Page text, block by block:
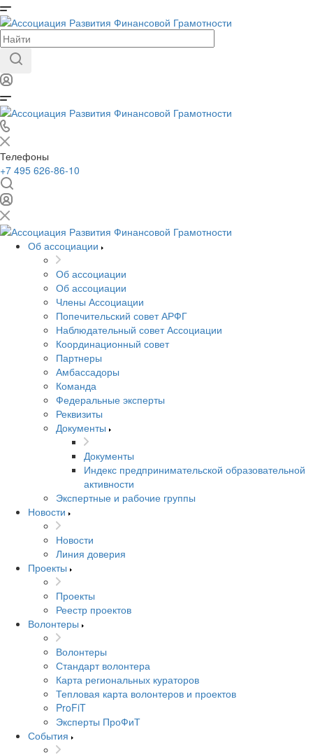
Телефоны
+7 495 626-86-10
Об ассоциации
Об ассоциации
Об ассоциации
Члены Ассоциации
Попечительский совет АРФГ
Наблюдательный совет Ассоциации
Координационный совет
Партнеры
Амбассадоры
Команда
Федеральные эксперты
Реквизиты
Документы
Документы
Индекс предпринимательской образовательной
активности
Экспертные и рабочие группы
Новости
Новости
Линия доверия
Проекты
Проекты
Реестр проектов
Волонтеры
Волонтеры
Стандарт волонтера
Карта региональных кураторов
Тепловая карта волонтеров и проектов
ProFiT
Эксперты ПроФиТ
События